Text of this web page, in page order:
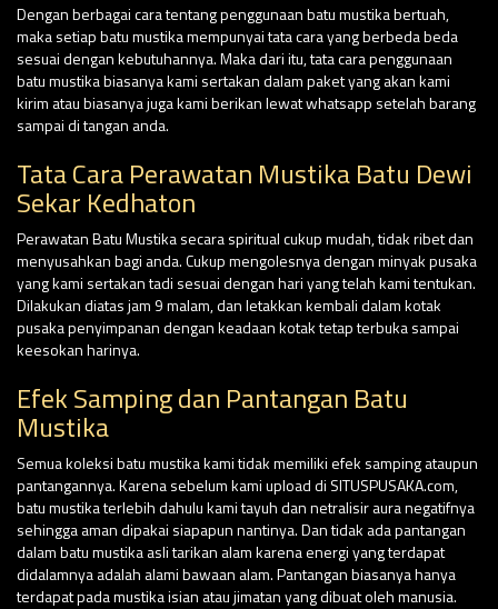
Dengan berbagai cara tentang penggunaan batu mustika bertuah,
maka setiap batu mustika mempunyai tata cara yang berbeda beda
sesuai dengan kebutuhannya. Maka dari itu, tata cara penggunaan
batu mustika biasanya kami sertakan dalam paket yang akan kami
kirim atau biasanya juga kami berikan lewat whatsapp setelah barang
sampai di tangan anda.
Tata Cara Perawatan Mustika Batu Dewi
Sekar Kedhaton
Perawatan Batu Mustika secara spiritual cukup mudah, tidak ribet dan
menyusahkan bagi anda. Cukup mengolesnya dengan minyak pusaka
yang kami sertakan tadi sesuai dengan hari yang telah kami tentukan.
Dilakukan diatas jam 9 malam, dan letakkan kembali dalam kotak
pusaka penyimpanan dengan keadaan kotak tetap terbuka sampai
keesokan harinya.
Efek Samping dan Pantangan Batu
Mustika
Semua koleksi batu mustika kami tidak memiliki efek samping ataupun
pantangannya. Karena sebelum kami upload di SITUSPUSAKA.com,
batu mustika terlebih dahulu kami tayuh dan netralisir aura negatifnya
sehingga aman dipakai siapapun nantinya. Dan tidak ada pantangan
dalam batu mustika asli tarikan alam karena energi yang terdapat
didalamnya adalah alami bawaan alam. Pantangan biasanya hanya
terdapat pada mustika isian atau jimatan yang dibuat oleh manusia.